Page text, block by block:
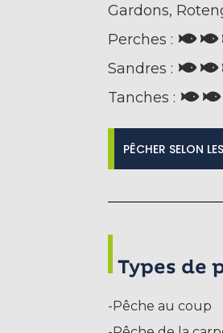
Gardons,
Perches :
Sandres :
Tanches :
PÊCHER SELON
Types de
-Pêche au coup